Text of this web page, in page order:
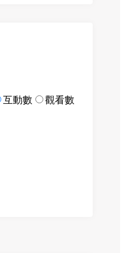
互動數 觀看數